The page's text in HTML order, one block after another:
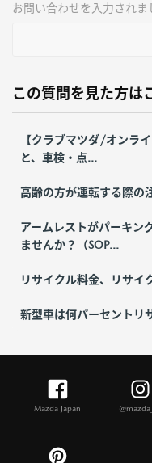
お問い合わせを入力され
この質問を見た方は
【クラブマツダ/オンラ
と、車検・点...
高齢の方が運転する際の
アームレストがパーキン
ませんか？（SOP...
リサイクル料金、リサイ
新型車は何パーセントリ
Mazda Japan